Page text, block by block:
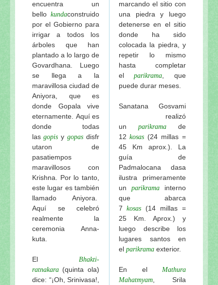
encuentra un
bello kundaconstruido
por el Gobierno para
irrigar a todos los
árboles que han
plantado a lo largo de
Govardhana. Luego
se llega a la
maravillosa ciudad de
Aniyora, que es
donde Gopala vive
eternamente. Aquí es
donde todas
las gopis y gopas disfr
utaron de
pasatiempos
maravillosos con
Krishna. Por lo tanto,
este lugar es también
llamado Aniyora.
Aquí se celebró
realmente la
ceremonia Anna-
kuta.
El Bhakti-
ratnakara (quinta ola)
dice: “¡Oh, Srinivasa!,
marcando el sitio con
una piedra y luego
detenerse en el sitio
donde ha sido
colocada la piedra, y
repetir lo mismo
hasta completar
el parikrama , que
puede durar meses.
Sanatana Gosvami
realizó
un parikrama de
12 kosas (24 millas =
45 Km aprox.). La
guía de
Padmalocana dasa
ilustra primeramente
un parikrama interno
que abarca
7 kosas (14 millas =
25 Km. Aprox.) y
luego describe los
lugares santos en
el parikrama exterior.
En el Mathura
Mahatmyam , Srila